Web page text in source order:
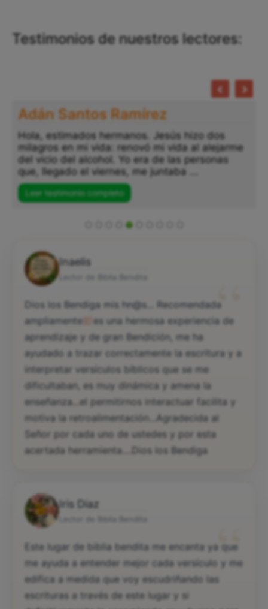
Testimonios de nuestros lectores:
Adán Santos Ramírez
Hola, estimados hermanos. Jesús hizo dos
milagros en mi vida: renovó mi vida al alejarme
del vicio del alcohol. Yo era de las personas
que, llegado el viernes, me juntaba ...
Leer testimonio completo
Inaelis
“
Dios los Bendiga mis hn@s... Recomendada
ampliamente
es una hermosa experiencia de
aprendizaje y de gran Bendición, me ha
ayudado a trazar correctamente la escritura y a
interpretar versículos bíblicos que se me
dificultaban, es muy dinámica y amena la
enseñanza...el permitirnos interactuar facilita y
motiva la retroalimentación...Agradecida al
Señor por cada uno de ustedes y por esta
acertada herramienta....Dios los Bendiga
Iris Diaz
“
Este lugar de biblia bendita me encanta ya que
me ayuda a entender mejor cada versículo y me
edifica a medida que voy escudriñando las
escrituras a través de este lugar y si